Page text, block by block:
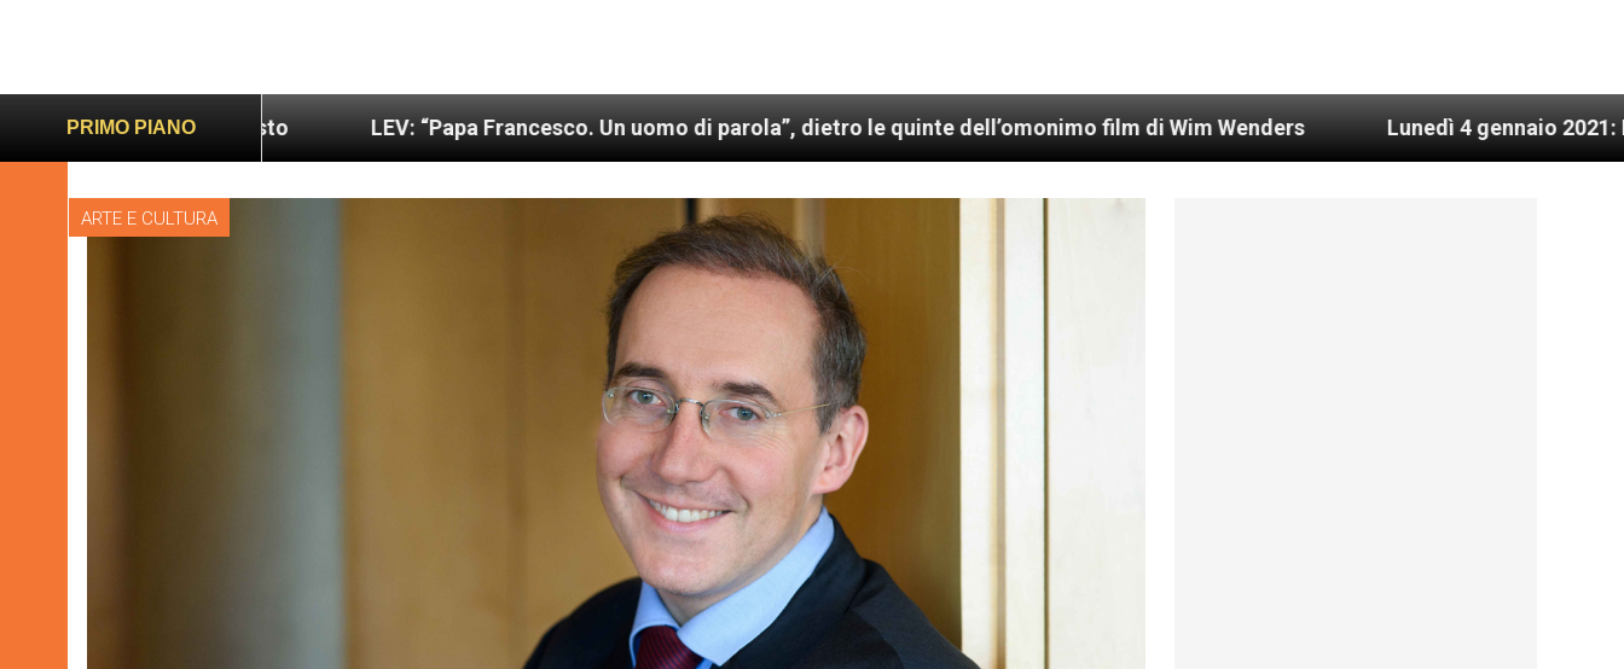
PRIMO PIANO
e giusto LEV: “Papa Francesco. Un uomo di parola”, dietro le quinte dell’omonimo film di Wim Wenders Lunedì 4 gennaio 2021: Possesso
ARTE E CULTURA